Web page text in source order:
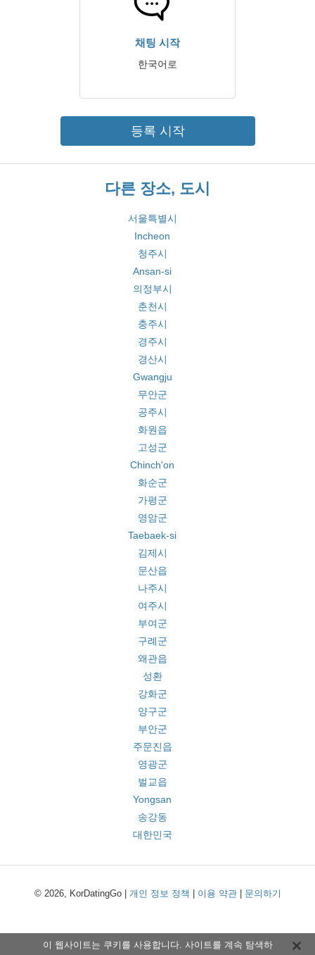
채팅 시작
한국어로
등록 시작
다른 장소, 도시
서울특별시
Incheon
청주시
Ansan-si
의정부시
춘천시
충주시
경주시
경산시
Gwangju
무안군
공주시
화원읍
고성군
Chinch'on
화순군
가평군
영암군
Taebaek-si
김제시
문산읍
나주시
여주시
부여군
구례군
왜관읍
성환
강화군
양구군
부안군
주문진읍
영광군
벌교읍
Yongsan
송강동
대한민국
© 2026, KorDatingGo | 개인 정보 정책 이용 약관| 문의하기
이 웹사이트는 쿠키를 사용합니다. 사이트를 계속 탐색하